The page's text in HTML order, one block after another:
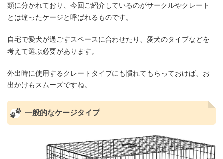
類に分かれており、今回ご紹介しているのがサークルやクレート
とは違ったケージと呼ばれるものです。
自宅で愛犬が過ごすスペースに合わせたり、愛犬のタイプなどを
考えて選ぶ必要があります。
外出時に使用するクレートタイプにも慣れてもらっておけば、お
出かけもスムーズですね。
一般的なケージタイプ